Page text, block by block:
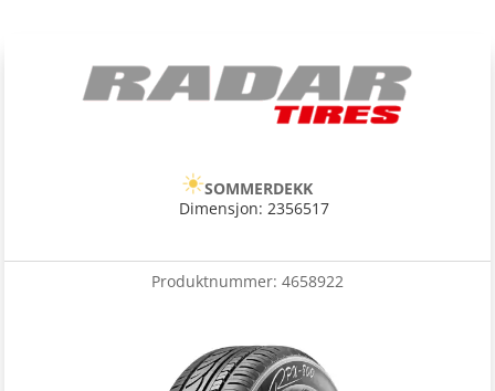
SOMMERDEKK
Dimensjon: 2356517
Produktnummer: 4658922